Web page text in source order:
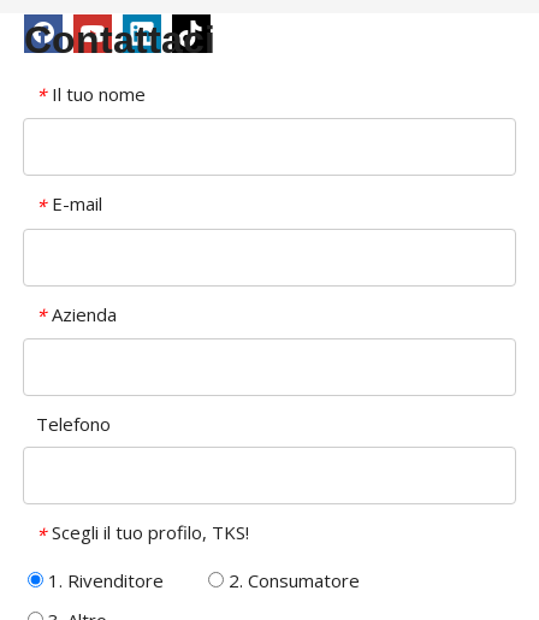
Contattaci
* Il tuo nome
* E-mail
* Azienda
Telefono
* Scegli il tuo profilo, TKS!
1. Rivenditore
2. Consumatore